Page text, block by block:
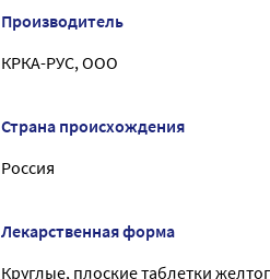
Производитель
КРКА-РУС, ООО
Страна происхождения
Россия
Лекарственная форма
Круглые, плоские таблетки